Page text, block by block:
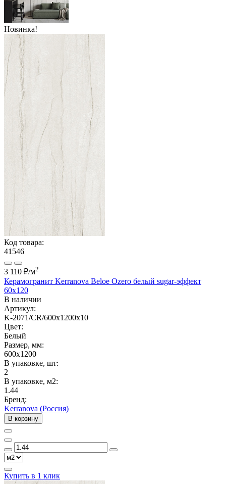
Новинка!
Код товара:
41546
3 110 ₽/м2
Керамогранит Kerranova Beloe Ozero белый sugar-эффект
60x120
В наличии
Артикул:
K-2071/CR/600x1200x10
Цвет:
Белый
Размер, мм:
600x1200
В упаковке, шт:
2
В упаковке, м2:
1.44
Бренд:
Kerranova (Россия)
В корзину
Купить в 1 клик